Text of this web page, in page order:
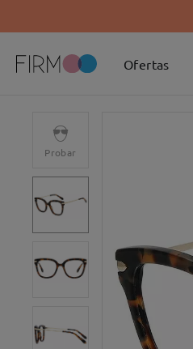
Ofertas
Probar